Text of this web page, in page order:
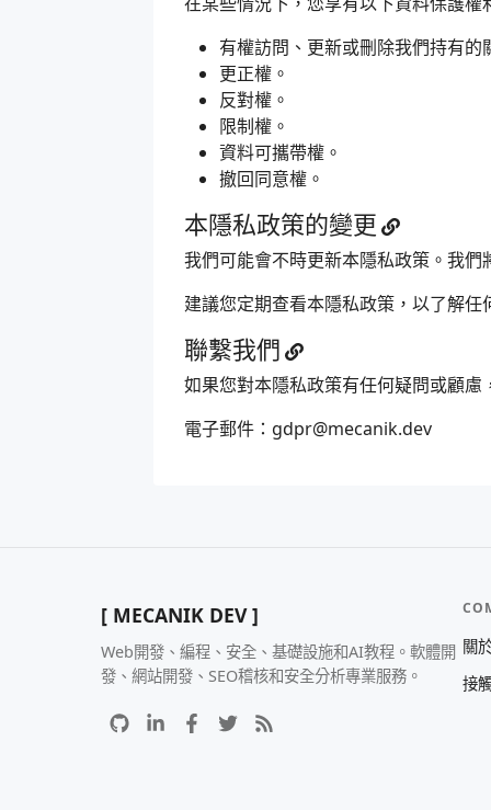
有權訪問、更新或刪除我們持有的
更正權。
反對權。
限制權。
資料可攜帶權。
撤回同意權。
本隱私政策的變更
我們可能會不時更新本隱私政策。我
建議您定期查看本隱私政策，以了解
聯繫我們
如果您對本隱私政策有任何疑問或顧
電子郵件： gdpr@mecanik.dev
[ MECANIK DEV ]
Web開發、編程、安全、基礎設施和AI教程。軟體開
發、網站開發、SEO稽核和安全分析專業服務。
關
接